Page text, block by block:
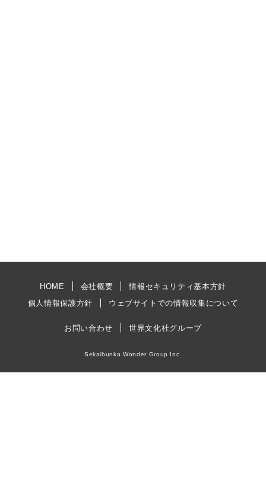
HOME 会社概要
情報セキュリティ基本方針
個人情報保護方針
ウェブサイトでの情報収集について
お問い合わせ 世界文化社グループ
Sekaibunka Wonder Group Inc.